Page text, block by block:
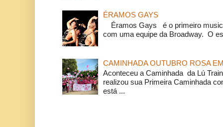
ÉRAMOS GAYS
Éramos Gays é o primeiro
com uma equipe da Broadway. O
CAMINHADA OUTUBRO ROSA
Aconteceu a Caminhada da Lú
realizou sua Primeira Caminhada
está ...